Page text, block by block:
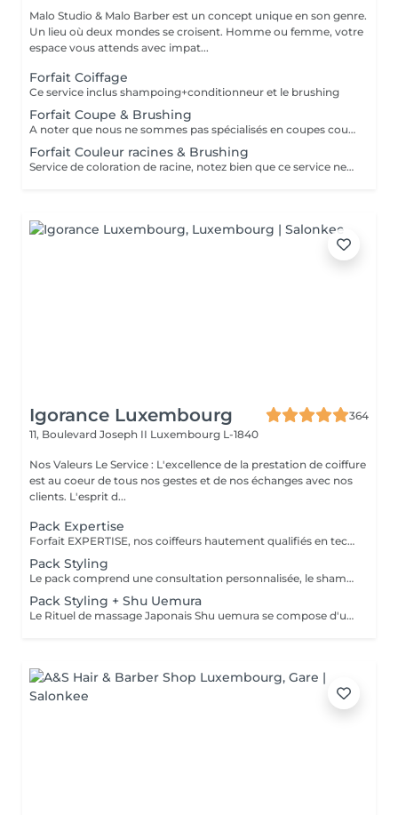
Malo Studio & Malo Barber est un concept unique en son genre.
Un lieu où deux mondes se croisent. Homme ou femme, votre
espace vous attends avec impat...
Forfait Coiffage
Ce service inclus shampoing+conditionneur et le brushing
Forfait Coupe & Brushing
A noter que nous ne sommes pas spécialisés en coupes courtes.
Forfait Couleur racines & Brushing
Service de coloration de racine, notez bien que ce service ne permet pas d‘effectuer d’importants éclaircissements tel qu‘un balayage ou des mèches.
Igorance Luxembourg
364
11, Boulevard Joseph II Luxembourg L-1840
Nos Valeurs Le Service : L'excellence de la prestation de coiffure
est au coeur de tous nos gestes et de nos échanges avec nos
clients. L'esprit d...
Pack Expertise
Forfait EXPERTISE, nos coiffeurs hautement qualifiés en technique anglo-saxonne, en formation continu et diplômés d’une académie anglaise à Paris. Vous offre une séance d’une heure avec votre coach en suivi beauté. Ce pack inclus : 1 h de prestation Un diagnostique personnalisé Shampoing spécifique Haircare Conditioner spécifique Produit de coiffage Coupe Styling Produit de finition
Pack Styling
Le pack comprend une consultation personnalisée, le shampooing et le conditionneur spécifiques REDKEN , le séchage et les produits de styling REDKEN * Tarifs à titre indicatifs à confirmer après la consultation personnalisée établit auprès de votre coiffeur/stylist/spécialiste * La direction se réserve le droit d’apporter des modifications pour le bon fonctionnement du salon
Pack Styling + Shu Uemura
Le Rituel de massage Japonais Shu uemura se compose d'un shampooing et d'un soin d'une durée de 30 minutes pour une relaxation une une réparation intense du cheveu et ensuite le pack styling